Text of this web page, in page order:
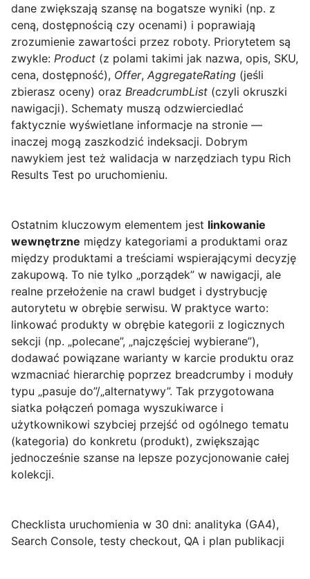
dane zwiększają szansę na bogatsze wyniki (np. z
ceną, dostępnością czy ocenami) i poprawiają
zrozumienie zawartości przez roboty. Priorytetem są
zwykle: Product (z polami takimi jak nazwa, opis, SKU,
cena, dostępność), Offer, AggregateRating (jeśli
zbierasz oceny) oraz BreadcrumbList (czyli okruszki
nawigacji). Schematy muszą odzwierciedlać
faktycznie wyświetlane informacje na stronie —
inaczej mogą zaszkodzić indeksacji. Dobrym
nawykiem jest też walidacja w narzędziach typu Rich
Results Test po uruchomieniu.
Ostatnim kluczowym elementem jest linkowanie
wewnętrzne między kategoriami a produktami oraz
między produktami a treściami wspierającymi decyzję
zakupową. To nie tylko „porządek” w nawigacji, ale
realne przełożenie na crawl budget i dystrybucję
autorytetu w obrębie serwisu. W praktyce warto:
linkować produkty w obrębie kategorii z logicznych
sekcji (np. „polecane”, „najczęściej wybierane”),
dodawać powiązane warianty w karcie produktu oraz
wzmacniać hierarchię poprzez breadcrumby i moduły
typu „pasuje do”/„alternatywy”. Tak przygotowana
siatka połączeń pomaga wyszukiwarce i
użytkownikowi szybciej przejść od ogólnego tematu
(kategoria) do konkretu (produkt), zwiększając
jednocześnie szanse na lepsze pozycjonowanie całej
kolekcji.
Checklista uruchomienia w 30 dni: analityka (GA4),
Search Console, testy checkout, QA i plan publikacji